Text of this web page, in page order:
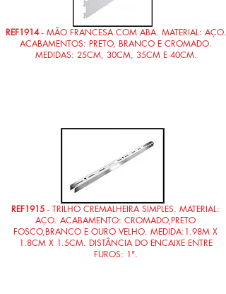
REF1914- MÃO FRANCESA COM ABA. MATERIAL: AÇO.
ACABAMENTOS: PRETO, BRANCO E CROMADO.
MEDIDAS: 25CM, 30CM, 35CM E 40CM.
REF1915 - TRILHO CREMALHEIRA SIMPLES. MATERIAL:
AÇO. ACABAMENTO: CROMADO,PRETO
FOSCO,BRANCO E OURO VELHO. MEDIDA:1.98M X
1.8CM X 1.5CM. DISTÂNCIA DO ENCAIXE ENTRE
FUROS: 1".